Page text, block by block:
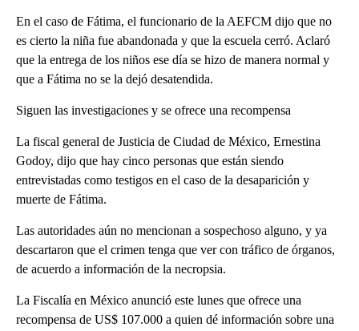
En el caso de Fátima, el funcionario de la AEFCM dijo que no
es cierto la niña fue abandonada y que la escuela cerró. Aclaró
que la entrega de los niños ese día se hizo de manera normal y
que a Fátima no se la dejó desatendida.
Siguen las investigaciones y se ofrece una recompensa
La fiscal general de Justicia de Ciudad de México, Ernestina
Godoy, dijo que hay cinco personas que están siendo
entrevistadas como testigos en el caso de la desaparición y
muerte de Fátima.
Las autoridades aún no mencionan a sospechoso alguno, y ya
descartaron que el crimen tenga que ver con tráfico de órganos,
de acuerdo a información de la necropsia.
La Fiscalía en México anunció este lunes que ofrece una
recompensa de US$ 107.000 a quien dé información sobre una